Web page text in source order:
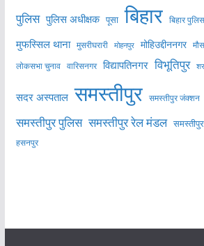
पुलिस पुलिस अधीक्षक पूसा बिहार बिहार पुलिस
मुफस्सिल थाना मुसरीघरारी मोहनपुर मोहिउद्दीननगर
लोकसभा चुनाव वारिसनगर विद्यापतिनगर विभूतिपुर
सदर अस्पताल समस्तीपुर समस्तीपुर जंक्शन
समस्तीपुर पुलिस समस्तीपुर रेल मंडल
हसनपुर